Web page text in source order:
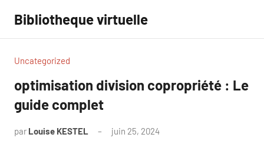
contenu
Bibliotheque virtuelle
Uncategorized
optimisation division copropriété : Le
guide complet
par Louise KESTEL juin 25, 2024